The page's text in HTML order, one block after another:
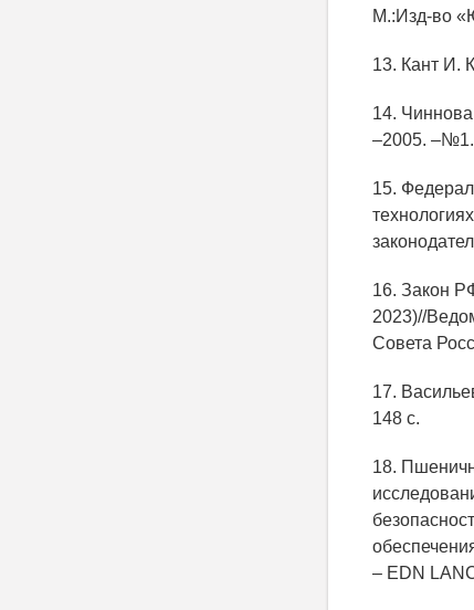
М.:Изд-во
13. Кант И.
14.
–2005.
15.
16. Закон
2023)//
Совета
17.
148 с.
18.
– EDN